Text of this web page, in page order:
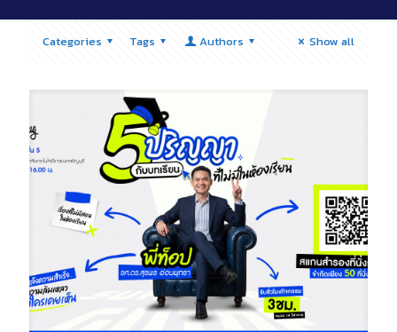
Categories Tags Authors Show all